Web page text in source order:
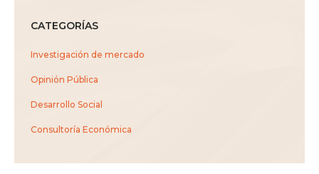
CATEGORÍAS
Investigación de mercado
Opinión Pública
Desarrollo Social
Consultoría Económica